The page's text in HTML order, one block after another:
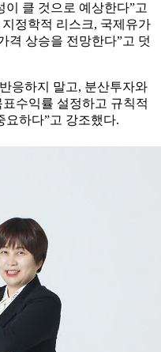
이 클 것으로 예상한다”고
정학적 리스크, 국제유가
격 상승을 전망한다”고 덧
응하지 말고, 분산투자와
수익률 설정하고 규칙적
요하다”고 강조했다.